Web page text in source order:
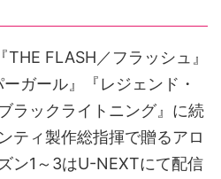
THE FLASH／フラッシュ』
ーガール』『レジェンド・
ラックライトニング』に続
ティ製作総指揮で贈るアロ
ン1～3はU-NEXTにて配信